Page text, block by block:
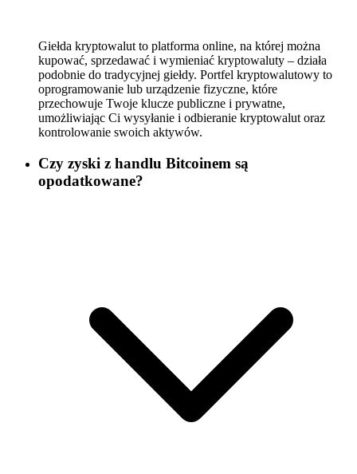
Giełda kryptowalut to platforma online, na której można
kupować, sprzedawać i wymieniać kryptowaluty – działa
podobnie do tradycyjnej giełdy. Portfel kryptowalutowy to
oprogramowanie lub urządzenie fizyczne, które
przechowuje Twoje klucze publiczne i prywatne,
umożliwiając Ci wysyłanie i odbieranie kryptowalut oraz
kontrolowanie swoich aktywów.
Czy zyski z handlu Bitcoinem są
opodatkowane?